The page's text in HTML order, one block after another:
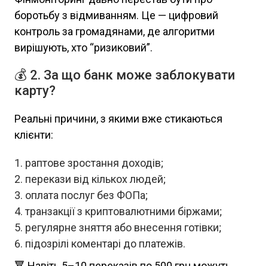
боротьбу з відмиванням. Це — цифровий
контроль за громадянами, де алгоритми
вирішують, хто “ризиковий”.
💰 2. За що банк може заблокувати
карту?
Реальні причини, з якими вже стикаються
клієнти:
раптове зростання доходів;
перекази від кількох людей;
оплата послуг без ФОПа;
транзакції з криптовалютними біржами;
регулярне зняття або внесення готівки;
підозрілі коментарі до платежів.